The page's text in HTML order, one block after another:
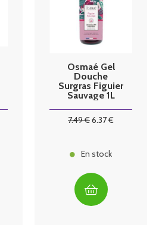
Osmaé Gel
Douche
Surgras Figuier
Sauvage 1L
7.49€6.37€
En stock